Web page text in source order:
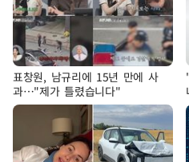
표창원, 남규리에 15년 만에 사
과…"제가 틀렸습니다"